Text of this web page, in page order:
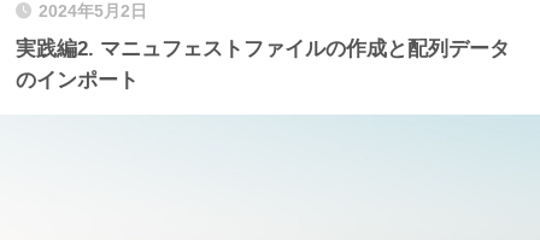
2024年5月2日
実践編2. マニュフェストファイルの作成と配列データ
のインポート